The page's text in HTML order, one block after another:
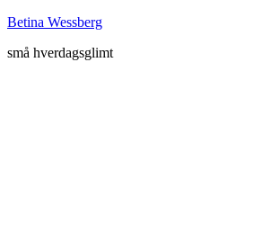
Betina Wessberg
små hverdagsglimt